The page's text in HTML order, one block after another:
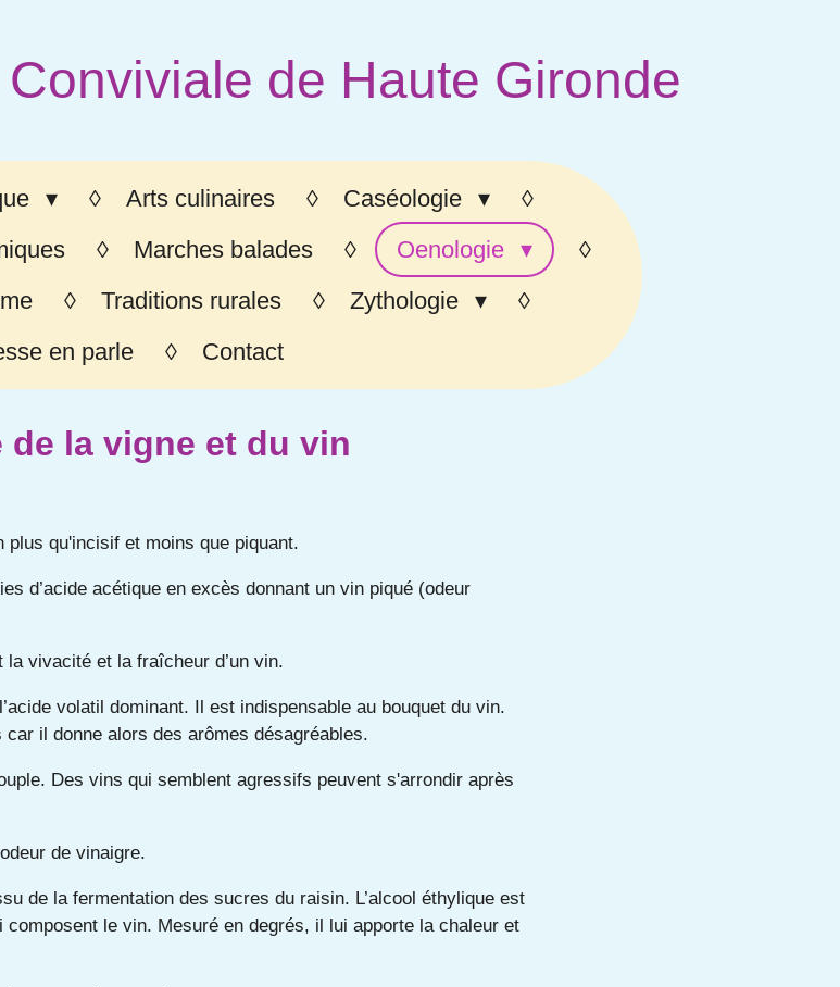
de Haute Gironde
Arts culinaires
Caséologie
Marches balades
Oenologie
Traditions rurales
Zythologie
en parle
Contact
de la vigne et du vin
plus qu'incisif et moins que piquant.
d’acide acétique en excès donnant un vin piqué (odeur
la vivacité et la fraîcheur d’un vin.
volatil dominant. Il est indispensable au bouquet du vin.
il donne alors des arômes désagréables.
Des vins qui semblent agressifs peuvent s'arrondir après
de vinaigre.
de la fermentation des sucres du raisin. L’alcool éthylique est
le vin. Mesuré en degrés, il lui apporte la chaleur et